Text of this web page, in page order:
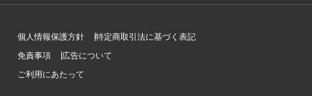
個人情報保護方針
特定商取引法に基づく表記
免責事項
広告について
ご利用にあたって